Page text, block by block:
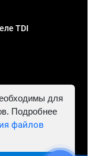
TDI
для
Подробнее
файлов